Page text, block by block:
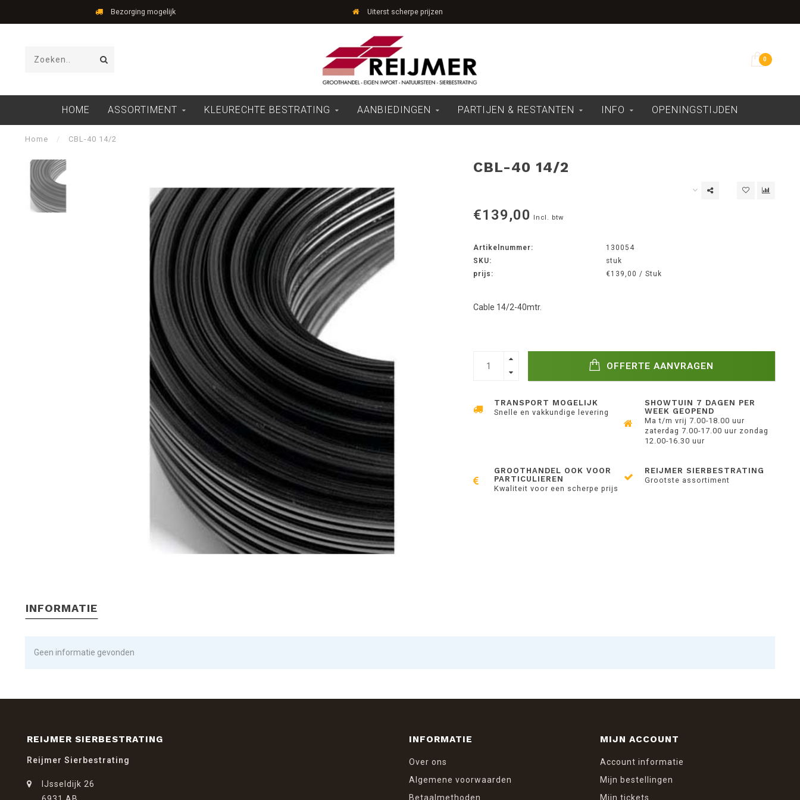
Bezorging mogelijk Uiterst scherpe prijzen
0
HOME ASSORTIMENT KLEURECHTE BESTRATING AANBIEDINGEN PARTIJEN & RESTANTEN INFO OPENINGSTIJDEN
Home / CBL-40 14/2
CBL-40 14/2
€139,00 Incl. btw
Artikelnummer:
130054
SKU:
stuk
prijs:
€139,00 / Stuk
Cable 14/2-40mtr.
OFFERTE AANVRAGEN
TRANSPORT MOGELIJK
Snelle en vakkundige levering
SHOWTUIN 7 DAGEN PER
WEEK GEOPEND
Ma t/m vrij 7.00-18.00 uur
zaterdag 7.00-17.00 uur zondag
12.00-16.30 uur
GROOTHANDEL OOK VOOR
PARTICULIEREN
Kwaliteit voor een scherpe prijs
REIJMER SIERBESTRATING
Grootste assortiment
INFORMATIE
Geen informatie gevonden
REIJMER SIERBESTRATING
Reijmer Sierbestrating
IJsseldijk 26
INFORMATIE
Over ons
Algemene voorwaarden
Betaalmethoden
MIJN ACCOUNT
Account informatie
Mijn bestellingen
Mijn tickets